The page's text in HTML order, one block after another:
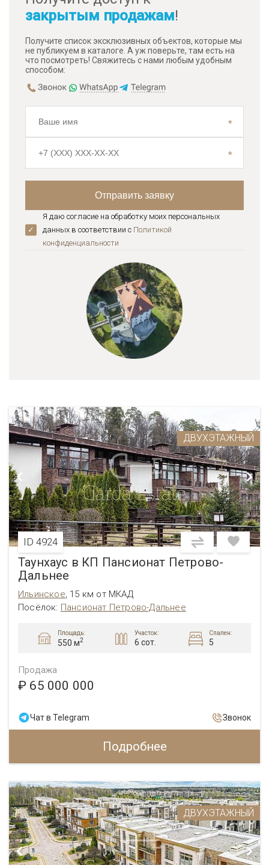
закрытым продажам!
Получите список эксклюзивных объектов, которые мы
не публикуем в каталоге. А уж поверьте, там есть на
что посмотреть! Свяжитесь с нами любым удобным
способом:
Я даю согласие на обработку моих персональных
данных в соответствии с Политикой
конфиденциальноcти
ДВУХЭТАЖНЫЙ
ID 4924
Таунхаус в КП Пансионат Петрово-
Дальнее
Ильинское, 15 км от МКАД
Посёлок: Пансионат Петрово-Дальнее
Площадь:
550 м2
Участок:
6 сот.
Спален:
5
Продажа
₽ 65 000 000
Чат в Telegram Звонок
Подробнее
ДВУХЭТАЖНЫЙ